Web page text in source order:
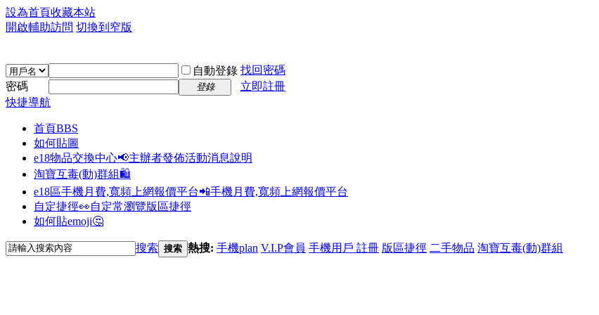
設為首頁收藏本站
開啟輔助訪問 切換到窄版
自動登錄 找回密碼
密碼
登錄
立即註冊
快捷導航
首頁BBS
如何貼圖
e18物品交換中心📢主辦者發佈活動消息說明
淘寶互毒(動)群組🛍️
e18區手機月費,寬頻上網報價平台📲手機月費,寬頻上網報價平台
自定捷徑👀自定常瀏覽版區捷徑
如何貼emoji🤔
搜索 搜索 熱搜: 手機plan V.I.P會員 手機用戶 註冊 版區捷徑 二手物品 淘寶互毒(動)群組